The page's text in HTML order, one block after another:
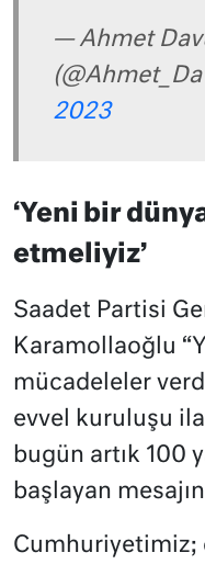
— Ahmet
2023
‘Yeni bir
etmeliyiz’
Saadet Partisi
Karamollaoğlu
mücadeleler
evvel kuruluşu
bugün artık 100
başlayan
Cumhuriyetimiz;